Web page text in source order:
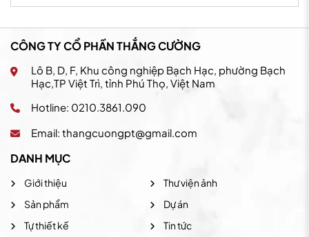
CÔNG TY CỔ PHẦN THẮNG CƯỜNG
Lô B, D, F, Khu công nghiệp Bạch Hạc, phường Bạch
Hạc,TP Việt Trì, tỉnh Phú Thọ, Việt Nam
Hotline: 0210.3861.090
Email: thangcuongpt@gmail.com
DANH MỤC
Giới thiệu
Sản phẩm
Tự thiết kế
Thư viện ảnh
Dự án
Tin tức